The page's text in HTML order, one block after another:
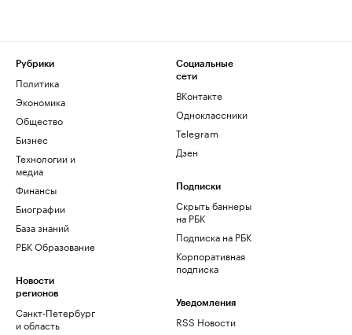
Рубрики
Политика
Экономика
Общество
Бизнес
Технологии и
медиа
Финансы
Биографии
База знаний
РБК Образование
Новости
регионов
Санкт-Петербург
и область
Социальные
сети
ВКонтакте
Одноклассники
Telegram
Дзен
Подписки
Скрыть баннеры
на РБК
Подписка на РБК
Корпоративная
подписка
Уведомления
RSS Новости